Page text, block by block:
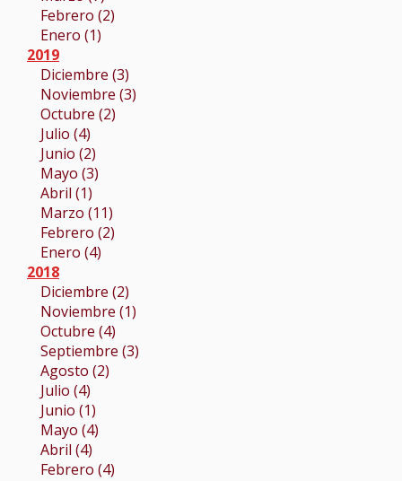
Febrero (2)
Enero (1)
2019
Diciembre (3)
Noviembre (3)
Octubre (2)
Julio (4)
Junio (2)
Mayo (3)
Abril (1)
Marzo (11)
Febrero (2)
Enero (4)
2018
Diciembre (2)
Noviembre (1)
Octubre (4)
Septiembre (3)
Agosto (2)
Julio (4)
Junio (1)
Mayo (4)
Abril (4)
Febrero (4)